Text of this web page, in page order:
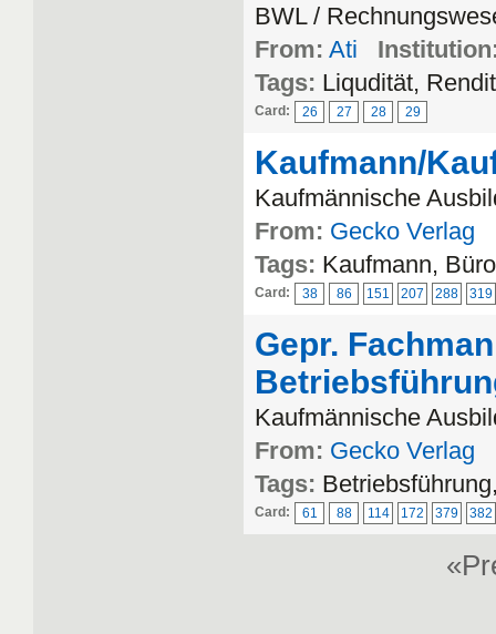
BWL /
From: Ati
Tags: Liqudität,
Card: 26 27 28 29
Kaufmann/
Kaufmännische
From: Gecko Verlag
Tags: Kaufmann,
Card: 38 86 151 207 288 319
Gepr.
Kaufmännische
From: Gecko Verlag
Tags:
Card: 61 88 114 172 379 382